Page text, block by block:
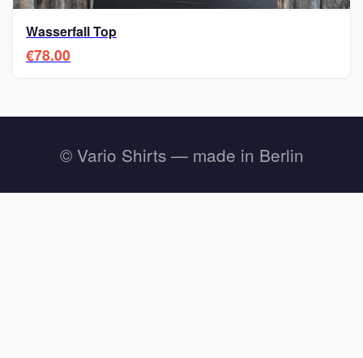
Wasserfall Top
€78.00
© Vario Shirts — made in Berlin